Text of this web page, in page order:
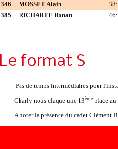
346
MOSSET Alain
385
RICHARTE Ronan
Le format S
Pas de temps intermédiaires pour
Charly nous claque une 13ème place au
A noter la présence du cadet Clément